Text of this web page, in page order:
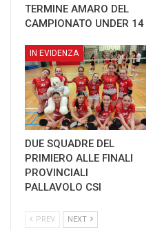
TERMINE AMARO DEL
CAMPIONATO UNDER 14
IN EVIDENZA
DUE SQUADRE DEL
PRIMIERO ALLE FINALI
PROVINCIALI
PALLAVOLO CSI
PREV NEXT